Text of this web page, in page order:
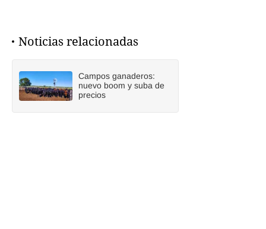
Noticias relacionadas
Campos ganaderos:
nuevo boom y suba de
precios